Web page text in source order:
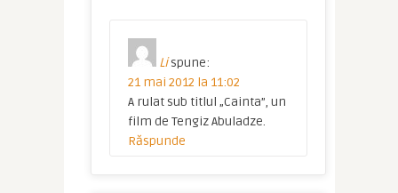
Li spune:
21 mai 2012 la 11:02
A rulat sub titlul „Cainta”, un
film de Tengiz Abuladze.
Răspunde